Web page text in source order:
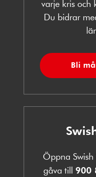
varje kris och
Du bidrar
Bli
Öppna
gåva till 900